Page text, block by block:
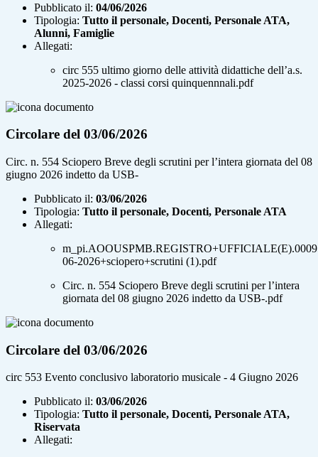
Pubblicato il: 04/06/2026
Tipologia: Tutto il personale, Docenti, Personale ATA,
Alunni, Famiglie
Allegati:
circ 555 ultimo giorno delle attività didattiche dell’a.s.
2025-2026 - classi corsi quinquennnali.pdf
Circolare del 03/06/2026
Circ. n. 554 Sciopero Breve degli scrutini per l’intera giornata del 08
giugno 2026 indetto da USB-
Pubblicato il: 03/06/2026
Tipologia: Tutto il personale, Docenti, Personale ATA
Allegati:
06-2026+sciopero+scrutini (1).pdf
Circ. n. 554 Sciopero Breve degli scrutini per l’intera
giornata del 08 giugno 2026 indetto da USB-.pdf
Circolare del 03/06/2026
circ 553 Evento conclusivo laboratorio musicale - 4 Giugno 2026
Pubblicato il: 03/06/2026
Tipologia: Tutto il personale, Docenti, Personale ATA,
Riservata
Allegati: